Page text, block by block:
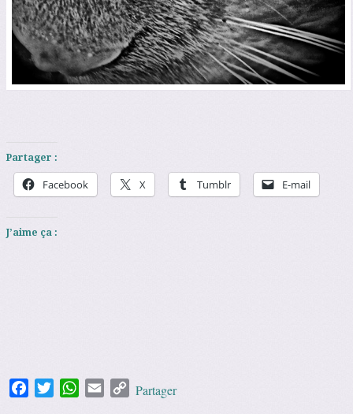
Partager :
Facebook X Tumblr E-mail
J’aime ça :
FacebookTwitterWhatsApp
Email Copy
Partager